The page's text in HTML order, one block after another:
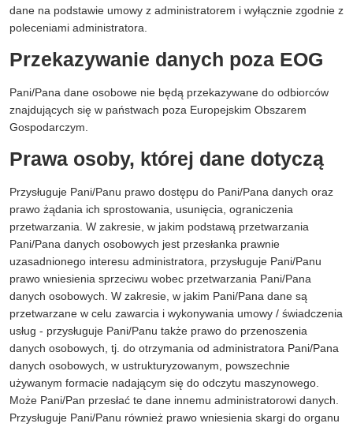
dane na podstawie umowy z administratorem i wyłącznie zgodnie z
poleceniami administratora.
Przekazywanie danych poza EOG
Pani/Pana dane osobowe nie będą przekazywane do odbiorców
znajdujących się w państwach poza Europejskim Obszarem
Gospodarczym.
Prawa osoby, której dane dotyczą
Przysługuje Pani/Panu prawo dostępu do Pani/Pana danych oraz
prawo żądania ich sprostowania, usunięcia, ograniczenia
przetwarzania. W zakresie, w jakim podstawą przetwarzania
Pani/Pana danych osobowych jest przesłanka prawnie
uzasadnionego interesu administratora, przysługuje Pani/Panu
prawo wniesienia sprzeciwu wobec przetwarzania Pani/Pana
danych osobowych. W zakresie, w jakim Pani/Pana dane są
przetwarzane w celu zawarcia i wykonywania umowy / świadczenia
usług - przysługuje Pani/Panu także prawo do przenoszenia
danych osobowych, tj. do otrzymania od administratora Pani/Pana
danych osobowych, w ustrukturyzowanym, powszechnie
używanym formacie nadającym się do odczytu maszynowego.
Może Pani/Pan przesłać te dane innemu administratorowi danych.
Przysługuje Pani/Panu również prawo wniesienia skargi do organu